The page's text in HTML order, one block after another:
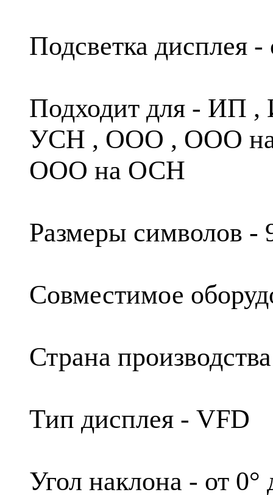
Подсветка дисплея
Подходит для - ИП
УСН , ООО , ООО
ООО на ОСН
Размеры символов -
Совместимое
Страна
Тип дисплея - VFD
Угол наклона - от 0°